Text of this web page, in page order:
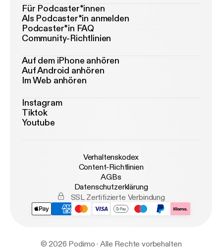
Für Podcaster*innen
Als Podcaster*in anmelden
Podcaster*in FAQ
Community-Richtlinien
Auf dem iPhone anhören
Auf Android anhören
Im Web anhören
Instagram
Tiktok
Youtube
Verhaltenskodex
Content-Richtlinien
AGBs
Datenschutzerklärung
SSL Zertifizierte Verbindung
© 2026 Podimo · Alle Rechte vorbehalten